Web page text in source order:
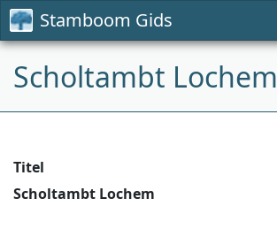
Stamboom Gids
Scholtambt Lochem
Titel
Scholtambt Lochem